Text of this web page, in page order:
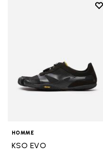
HOMME
KSO EVO